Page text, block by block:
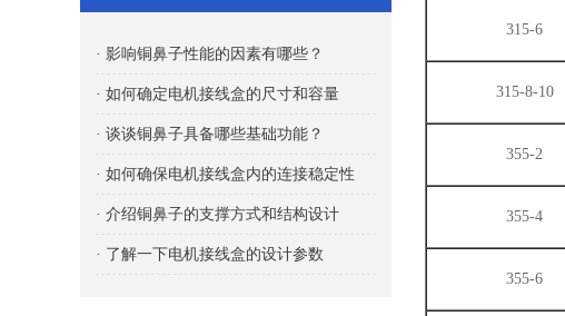
· 影响铜鼻子性能的因素有哪些？
· 如何确定电机接线盒的尺寸和容量
· 谈谈铜鼻子具备哪些基础功能？
· 如何确保电机接线盒内的连接稳定性
· 介绍铜鼻子的支撑方式和结构设计
· 了解一下电机接线盒的设计参数
315-6
315-8-10
355-2
355-4
355-6